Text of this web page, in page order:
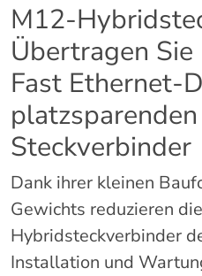
M12-
Übertragen Sie
Fast Ethernet-
platzsparenden
Steckverbinder
Dank ihrer kleinen
Gewichts reduzieren
Hybridsteckverbinder
Installation und